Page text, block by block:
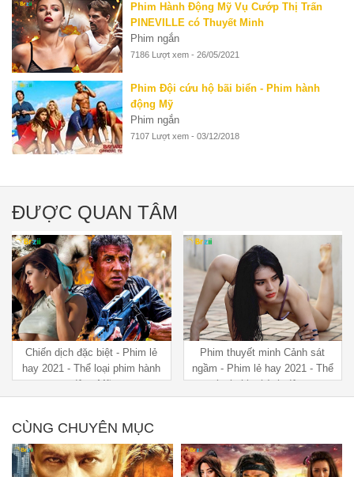
Phim Hành Động Mỹ Vụ Cướp Thị Trấn
PINEVILLE có Thuyết Minh
Phim ngắn
7186 Lượt xem - 26/05/2021
Phim Đội cứu hộ bãi biển - Phim hành
động Mỹ
Phim ngắn
7107 Lượt xem - 03/12/2018
ĐƯỢC QUAN TÂM
Chiến dịch đặc biệt - Phim lẻ
hay 2021 - Thể loại phim hành
động Mỹ
Phim thuyết minh Cảnh sát
ngầm - Phim lẻ hay 2021 - Thể
loại phim hành động
CÙNG CHUYÊN MỤC